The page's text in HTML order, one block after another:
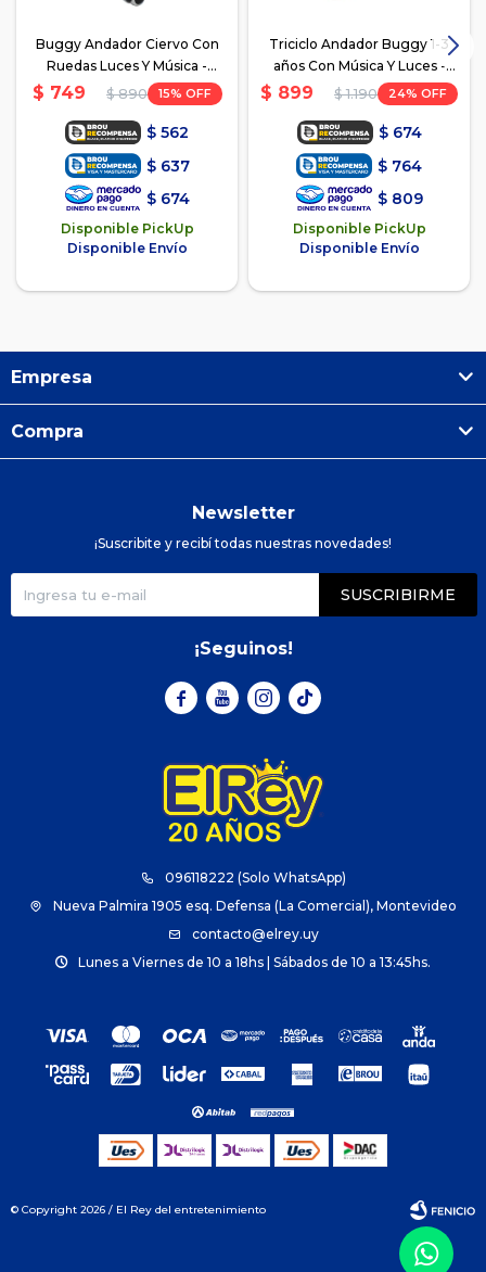
Buggy Andador Ciervo Con
Ruedas Luces Y Música -
Celeste
$ 749 $ 890 15
$ 562
$ 637
$ 674
Disponible PickUp
Disponible Envío
Triciclo Andador Buggy 1-3
años Con Música Y Luces -
Azul
$ 899 $ 1.190 24
$ 674
$ 764
$ 809
Disponible PickUp
Disponible Envío
096118222 (Solo WhatsApp)
Nueva Palmira 1905 esq. Defensa (La Comercial), Montevideo
contacto@elrey.uy
Lunes a Viernes de 10 a 18hs | Sábados de 10 a 13:45hs.
Empresa
Compra
Newsletter
¡Suscribite y recibí todas nuestras novedades!
SUSCRIBIRME
¡Seguinos!
  
© Copyright 2026 / El Rey del entretenimiento